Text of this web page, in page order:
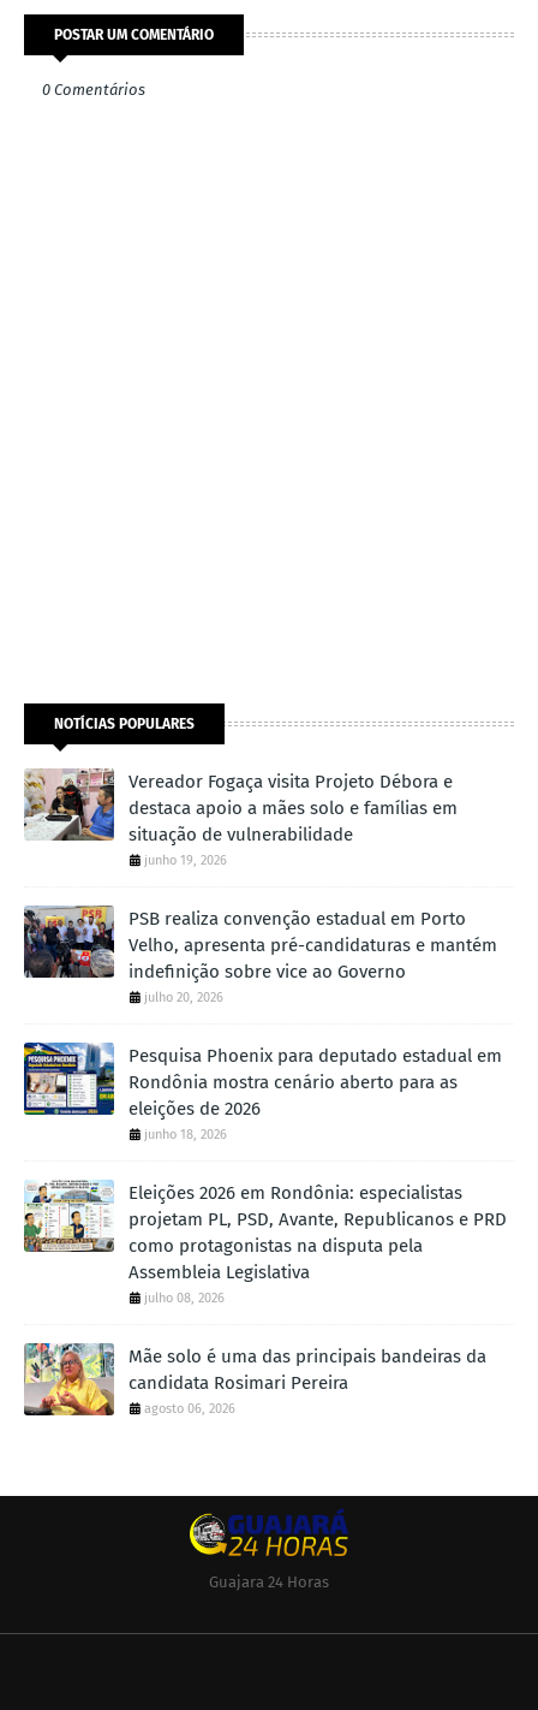
POSTAR UM COMENTÁRIO
0 Comentários
NOTÍCIAS POPULARES
Vereador Fogaça visita Projeto Débora e
destaca apoio a mães solo e famílias em
situação de vulnerabilidade
junho 19, 2026
PSB realiza convenção estadual em Porto
Velho, apresenta pré-candidaturas e mantém
indefinição sobre vice ao Governo
julho 20, 2026
Pesquisa Phoenix para deputado estadual em
Rondônia mostra cenário aberto para as
eleições de 2026
junho 18, 2026
Eleições 2026 em Rondônia: especialistas
projetam PL, PSD, Avante, Republicanos e PRD
como protagonistas na disputa pela
Assembleia Legislativa
julho 08, 2026
Mãe solo é uma das principais bandeiras da
candidata Rosimari Pereira
agosto 06, 2026
Guajara 24 Horas